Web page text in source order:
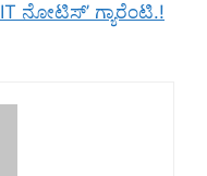
ನೋಟಿಸ್’ ಗ್ಯಾರೆಂಟಿ.!